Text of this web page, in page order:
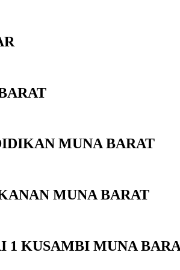
MUNA BARAT
MUNA BARAT
1 KUSAMBI MUNA